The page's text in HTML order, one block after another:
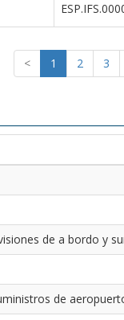
< 1 2 3
de a bordo y
de